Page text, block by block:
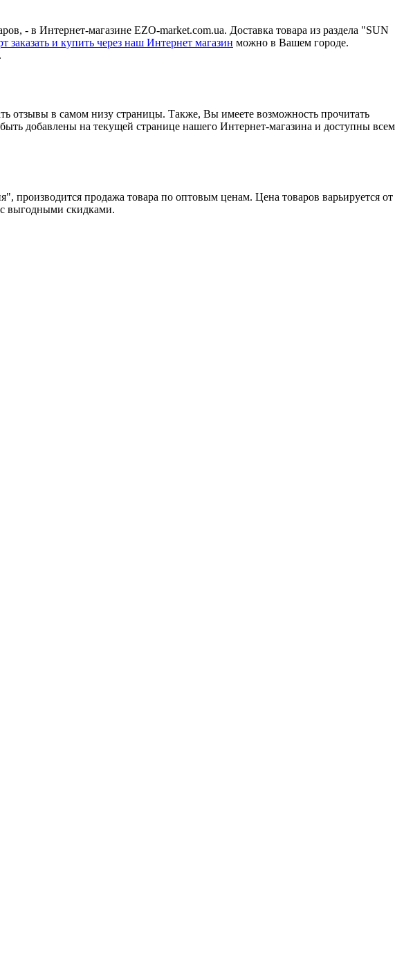
- в Интернет-магазине EZO-market.com.ua. Доставка товара из раздела "SUN
заказать и купить через наш Интернет магазин можно в Вашем городе.
отзывы в самом низу страницы. Также, Вы имеете возможность прочитать
добавлены на текущей странице нашего Интернет-магазина и доступны всем
продажа товара по оптовым ценам. Цена товаров варьируется от
с выгодными скидками.